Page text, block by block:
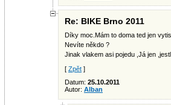
Re: BIKE Brno 2011
Díky moc.Mám to doma ted jen
Nevíte někdo ?
Jinak vlakem asi pojedu ,Já jen
[ Zpět ]
Datum: 25.10.2011
Autor: Alban